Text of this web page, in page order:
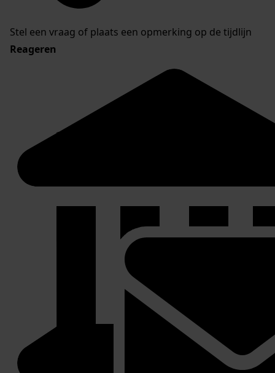
Stel een vraag of plaats een opmerking op de tijdlijn
Reageren